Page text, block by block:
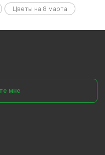
Цветы на 8 марта
мне